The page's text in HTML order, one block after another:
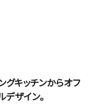
グキッチンからオフ
ザイン。